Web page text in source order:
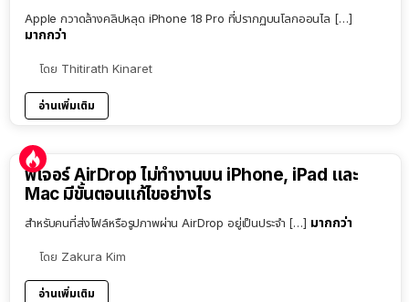
Apple กวาดล้างคลิปหลุด iPhone 18 Pro ที่ปรากฏบนโลกออนไล […]
มากกว่า
โดย Thitirath Kinaret
อ่านเพิ่มเติม
ฟีเจอร์ AirDrop ไม่ทำงานบน iPhone, iPad และ
Mac มีขั้นตอนแก้ไขอย่างไร
สำหรับคนที่ส่งไฟล์หรือรูปภาพผ่าน AirDrop อยู่เป็นประจำ […] มากกว่า
โดย Zakura Kim
อ่านเพิ่มเติม